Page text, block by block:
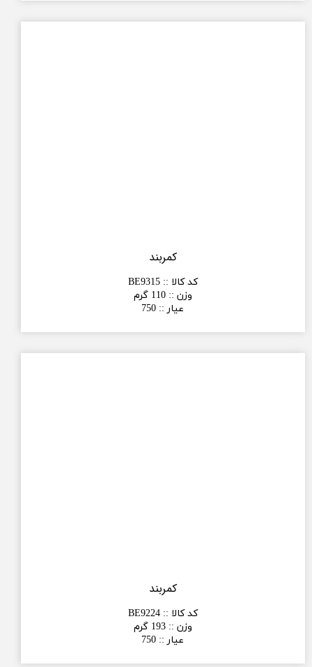
کمربند
کد کالا ::
BE9315
وزن :: 110 گرم
عیار ::
750
کمربند
کد کالا ::
BE9224
وزن :: 193 گرم
عیار ::
750